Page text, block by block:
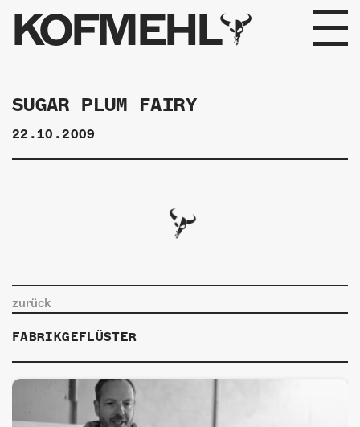
KOFMEHL
PROGRAMM
FABRIKGEFLÜSTER
GALERIE
INFOS
KONTAKT
ÜBER UNS
GÖNNEREI
SUGAR PLUM FAIRY
22.10.2009
zurück
FABRIKGEFLÜSTER